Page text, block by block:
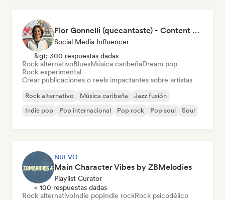
Flor Gonnelli (quecantaste) - Content Creator
Social Media Influencer
&gt; 300 respuestas dadas
Rock alternativoBluesMúsica caribeñaDream pop
Rock experimental
Crear publicaciones o reels impactantes sobre artistas
Rock alternativo Música caribeña
Jazz fusión
Indie pop
Pop internacional Pop rock Pop soul Soul
NUEVO
Main Character Vibes by ZBMelodies
Playlist Curator
< 100 respuestas dadas
Rock alternativoIndie popIndie rockRock psicodélico